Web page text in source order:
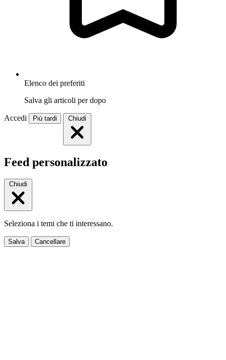
Elenco dei preferiti
Salva gli articoli per dopo
Accedi Più tardi Chiudi
Feed personalizzato
Chiudi
Seleziona i temi che ti interessano.
Salva Cancellare